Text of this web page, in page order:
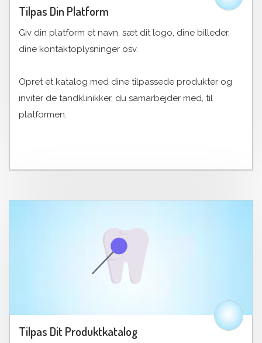
Tilpas Din Platform
Giv din platform et navn, sæt dit logo, dine billeder,
dine kontaktoplysninger osv.
Opret et katalog med dine tilpassede produkter og
inviter de tandklinikker, du samarbejder med, til
platformen.
Tilpas Dit Produktkatalog